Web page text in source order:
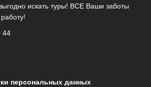
искать туры! ВСЕ Ваши заботы
44
персональных данных